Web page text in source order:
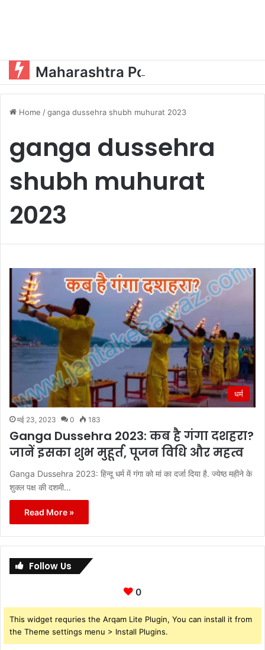
Home /ganga dussehra shubh muhurat 2023
ganga dussehra
shubh muhurat
2023
धर्म
मई 23, 2023 0 183
Ganga Dussehra 2023: कब है गंगा दशहरा?
जानें इसका शुभ मुहूर्त, पूजन विधि और महत्व
Ganga Dussehra 2023: हिन्दू धर्म में गंगा को मां का दर्जा दिया है. ज्येष्ठ महीने के
शुक्ल पक्ष की दशमी…
Read More »
Follow Us
0
This widget requries the Arqam Lite Plugin, You can install it from
the Theme settings menu > Install Plugins.